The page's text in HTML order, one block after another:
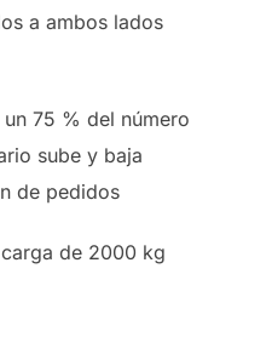
a ambos lados
75 % del número
sube y baja
de pedidos
de 2000 kg